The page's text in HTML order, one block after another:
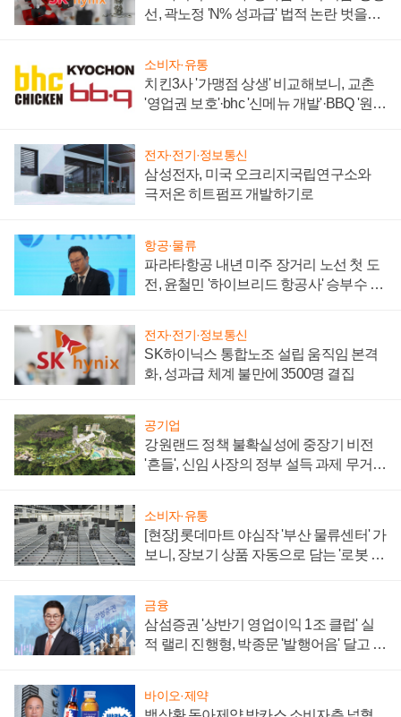
선, 곽노정 'N% 성과급' 법적 논란 벗을지
소비자·유통
치킨3사 '가맹점 상생' 비교해보니, 교촌
'영업권 보호'·bhc '신메뉴 개발'·BBQ '원가
전자·전기·정보통신
삼성전자, 미국 오크리지국립연구소와
극저온 히트펌프 개발하기로
항공·물류
파라타항공 내년 미주 장거리 노선 첫 도
전, 윤철민 '하이브리드 항공사' 승부수 통
전자·전기·정보통신
SK하이닉스 통합노조 설립 움직임 본격
화, 성과급 체계 불만에 3500명 결집
공기업
강원랜드 정책 불확실성에 중장기 비전
'흔들', 신임 사장의 정부 설득 과제 무거워
소비자·유통
[현장] 롯데마트 야심작 '부산 물류센터' 가
보니, 장보기 상품 자동으로 담는 '로봇 40
금융
삼섬증권 '상반기 영업이익 1조 클럽' 실
적 랠리 진행형, 박종문 '발행어음' 달고 연
바이오·제약